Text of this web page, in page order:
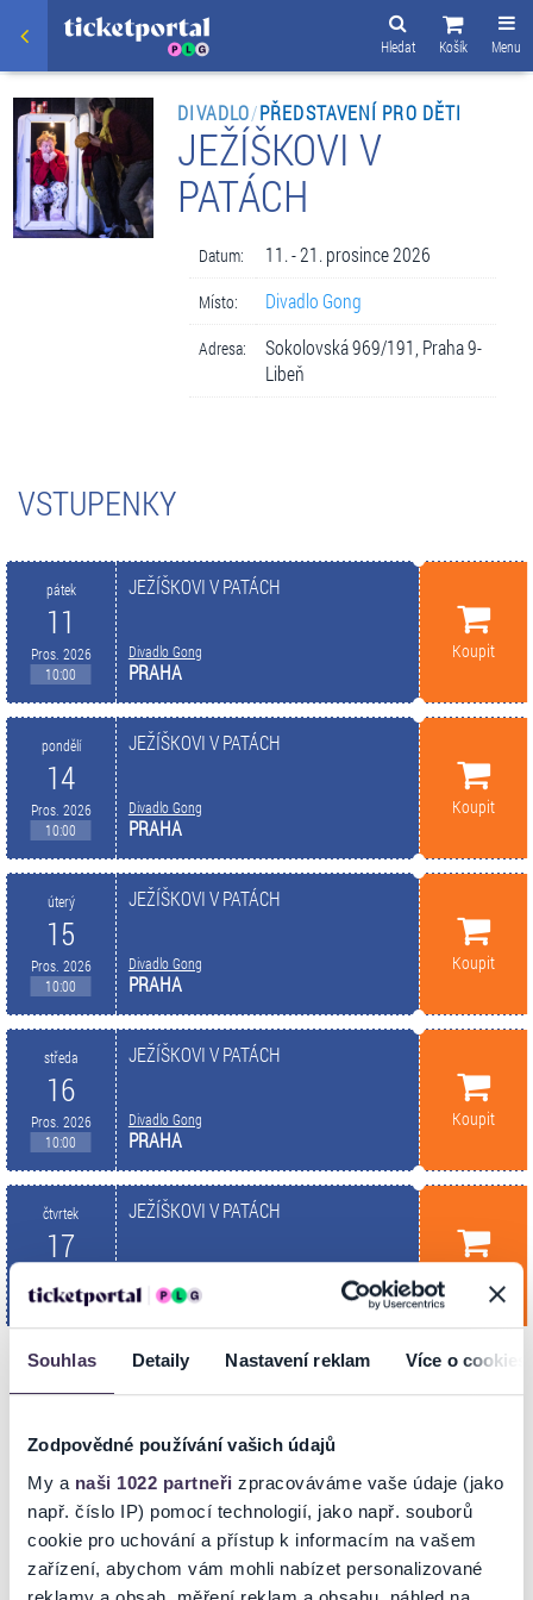
Souhlas Detaily Nastavení reklam Více o cookies
Zodpovědné používání vašich údajů
My a naši 1022 partneři zpracováváme vaše údaje (jako
např. číslo IP) pomocí technologií, jako např. souborů
cookie pro uchování a přístup k informacím na vašem
zařízení, abychom vám mohli nabízet personalizované
Menu
Košík
Hledat
DIVADLO/PŘEDSTAVENÍ PRO DĚTI
JEŽÍŠKOVI V
PATÁCH
Datum: 11. - 21. prosince 2026
Místo: Divadlo Gong
Adresa:
Sokolovská 969/191, Praha 9-
Libeň
VSTUPENKY
pátek
11
Pros. 2026
10:00
JEŽÍŠKOVI V PATÁCH
Divadlo Gong
PRAHA
Koupit
pondělí
14
Pros. 2026
10:00
JEŽÍŠKOVI V PATÁCH
Divadlo Gong
PRAHA
Koupit
úterý
15
Pros. 2026
10:00
JEŽÍŠKOVI V PATÁCH
Divadlo Gong
PRAHA
Koupit
středa
16
Pros. 2026
10:00
JEŽÍŠKOVI V PATÁCH
Divadlo Gong
PRAHA
Koupit
čtvrtek
17
08:50
JEŽÍŠKOVI V PATÁCH
PRAHA
INFORMACE O AKCI